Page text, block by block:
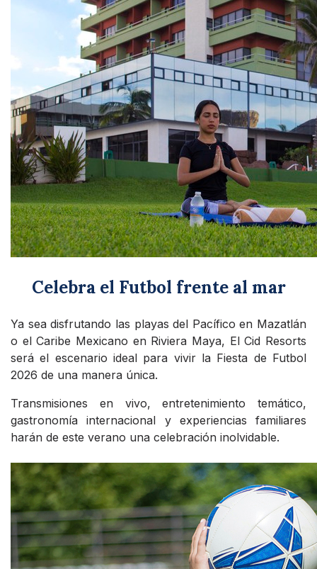
Celebra el Futbol frente al mar
Ya sea disfrutando las playas del Pacífico en Mazatlán
o el Caribe Mexicano en Riviera Maya, El Cid Resorts
será el escenario ideal para vivir la Fiesta de Futbol
2026 de una manera única.
Transmisiones en vivo, entretenimiento temático,
gastronomía internacional y experiencias familiares
harán de este verano una celebración inolvidable.